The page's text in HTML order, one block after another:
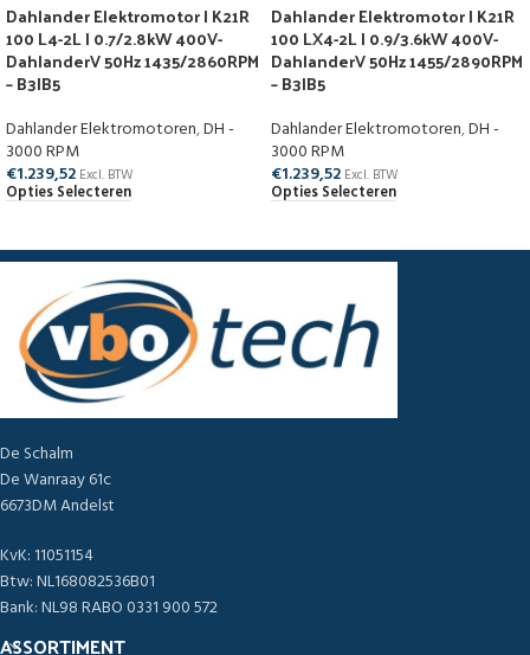
Dahlander Elektromotor | K21R
100 L4-2L | 0.7/2.8kW 400V-
DahlanderV 50Hz 1435/2860RPM
– B3|B5
Dahlander Elektromotoren,DH -
3000 RPM
€1.239,52 Excl. BTW
Opties Selecteren
Dahlander Elektromotor | K21R
100 LX4-2L | 0.9/3.6kW 400V-
DahlanderV 50Hz 1455/2890RPM
– B3|B5
Dahlander Elektromotoren,DH -
3000 RPM
€1.239,52 Excl. BTW
Opties Selecteren
De Schalm
De Wanraay 61c
6673DM Andelst
KvK: 11051154
Btw: NL168082536B01
Bank: NL98 RABO 0331 900 572
ASSORTIMENT